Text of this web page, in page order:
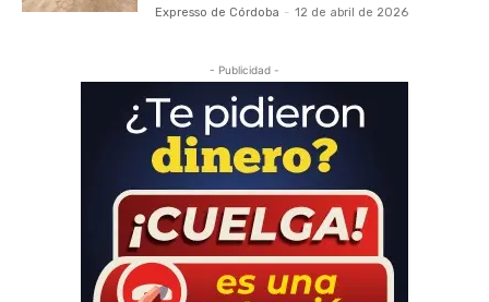
Expresso de Córdoba - 12 de abril de 2026
- Publicidad -